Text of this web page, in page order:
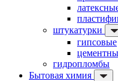
штукатурки
гипсовые
гидропломбы
Бытовая химия